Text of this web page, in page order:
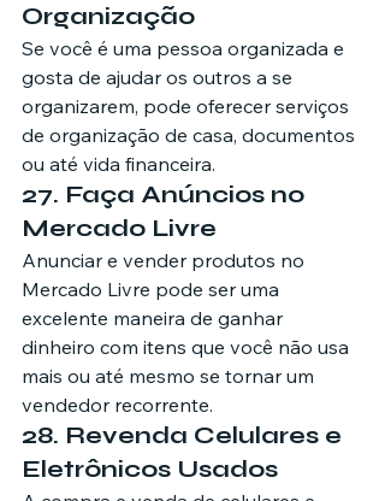
Organização
Se você é uma pessoa organizada e
gosta de ajudar os outros a se
organizarem, pode oferecer serviços
de organização de casa, documentos
ou até vida financeira.
27. Faça Anúncios no
Mercado Livre
Anunciar e vender produtos no
Mercado Livre pode ser uma
excelente maneira de ganhar
dinheiro com itens que você não usa
mais ou até mesmo se tornar um
vendedor recorrente.
28. Revenda Celulares e
Eletrônicos Usados